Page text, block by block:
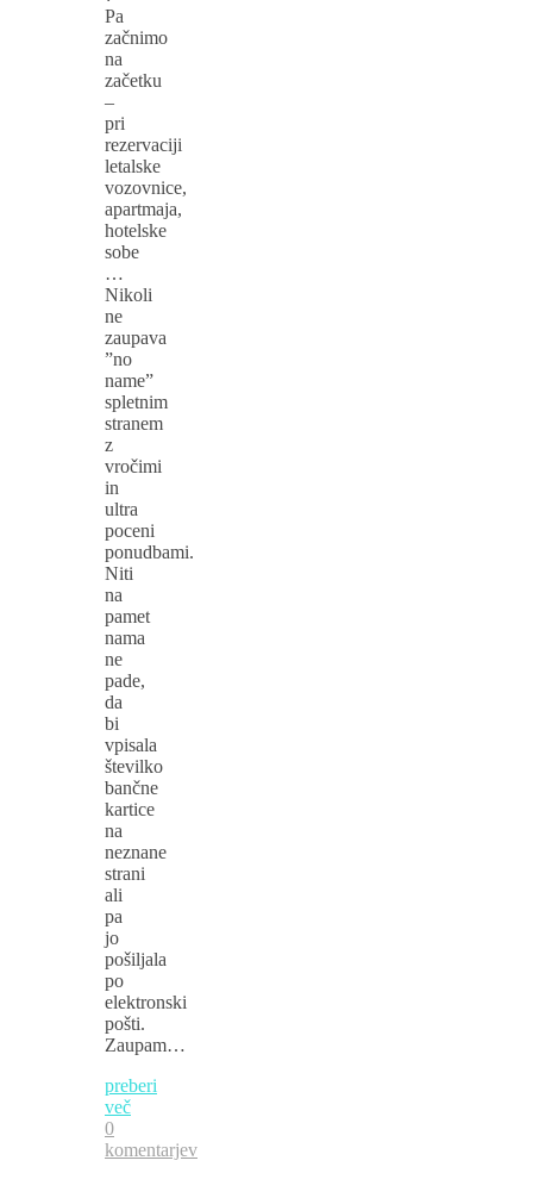
Pa
začnimo
na
začetku
–
pri
rezervaciji
letalske
vozovnice,
apartmaja,
hotelske
sobe
…
Nikoli
ne
zaupava
”no
name”
spletnim
stranem
z
vročimi
in
ultra
poceni
ponudbami.
Niti
na
pamet
nama
ne
pade,
da
bi
vpisala
številko
bančne
kartice
na
neznane
strani
ali
pa
jo
pošiljala
po
elektronski
pošti.
Zaupam…
preberi
več
0
komentarjev